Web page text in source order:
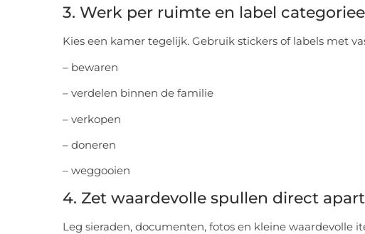
3. Werk per ruimte en label
Kies een kamer tegelijk. Gebruik stickers of labels met
– bewaren
– verdelen binnen de familie
– verkopen
– doneren
– weggooien
4. Zet waardevolle spullen direct apart
Leg sieraden, documenten, fotos en kleine waardevolle